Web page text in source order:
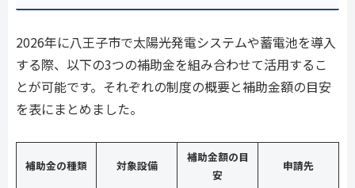
2026年に八王子市で太陽光発電システムや蓄電池を導入
する際、以下の3つの補助金を組み合わせて活用するこ
とが可能です。それぞれの制度の概要と補助金額の目安
を表にまとめました。
補助金の種類 対象設備
補助金額の目
安
申請先